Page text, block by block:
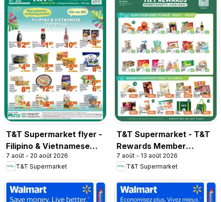
T&T Supermarket flyer -
Filipino & Vietnamese
Top Picks
7 août - 20 août 2026
T&T Supermarket
T&T Supermarket - T&T
Rewards Member
Benefit In-store flyer
7 août - 13 août 2026
T&T Supermarket